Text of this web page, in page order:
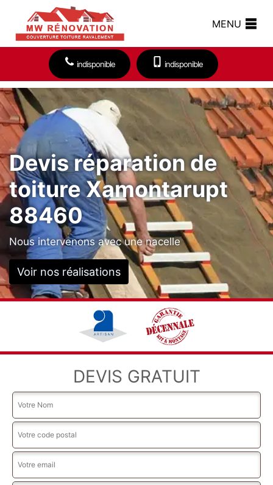
MENU
indisponible indisponible
Devis réparation de
toiture Xamontarupt
88460
Nous intervenons avec une nacelle
Voir nos réalisations
DEVIS GRATUIT